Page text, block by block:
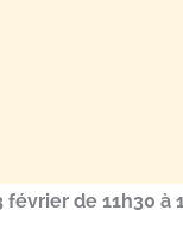
de 11h30 à